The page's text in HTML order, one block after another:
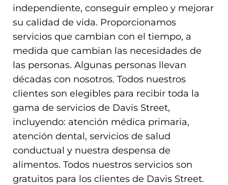
independiente, conseguir empleo y mejorar
su calidad de vida. Proporcionamos
servicios que cambian con el tiempo, a
medida que cambian las necesidades de
las personas. Algunas personas llevan
décadas con nosotros. Todos nuestros
clientes son elegibles para recibir toda la
gama de servicios de Davis Street,
incluyendo: atención médica primaria,
atención dental, servicios de salud
conductual y nuestra despensa de
alimentos. Todos nuestros servicios son
gratuitos para los clientes de Davis Street.